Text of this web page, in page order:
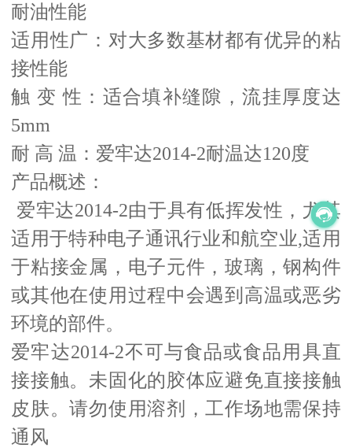
耐油性能
适用性广：对大多数基材都有优异的粘
接性能
触 变 性：适合填补缝隙，流挂厚度达
5mm
耐 高 温：爱牢达2014-2耐温达120度
产品概述：
爱牢达2014-2由于具有低挥发性，尤其
适用于特种电子通讯行业和航空业,适用
于粘接金属，电子元件，玻璃，钢构件
或其他在使用过程中会遇到高温或恶劣
环境的部件。
爱牢达2014-2不可与食品或食品用具直
接接触。未固化的胶体应避免直接接触
皮肤。请勿使用溶剂，工作场地需保持
通风